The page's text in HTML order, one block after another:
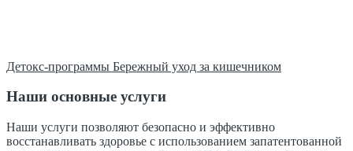
Детокс-программы Бережный уход за кишечником
Наши основные услуги
Наши услуги позволяют безопасно и эффективно
восстанавливать здоровье с использованием запатентованной